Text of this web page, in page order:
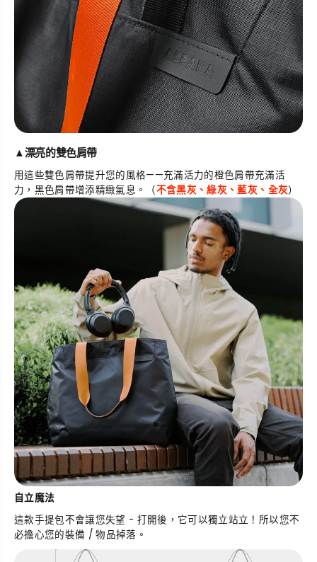
▲漂亮的雙色肩帶
用這些雙色肩帶提升您的風格——充滿活力的橙色肩帶充滿活
力，黑色肩帶增添精緻氣息。
（不含黑灰、綠灰、藍灰、全灰）
自立魔法
這款手提包不會讓您失望 - 打開後，它可以獨立站立！所以您不
必擔心您的裝備 / 物品掉落。